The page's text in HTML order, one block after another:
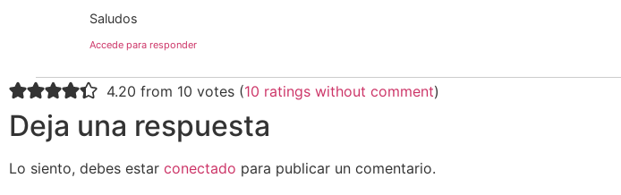
Saludos
Accede para responder
4.20 from 10 votes (10 ratings without comment)
Deja una respuesta
Lo siento, debes estar conectado para publicar un comentario.